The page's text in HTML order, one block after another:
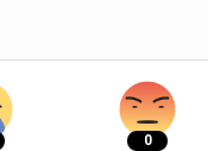
0